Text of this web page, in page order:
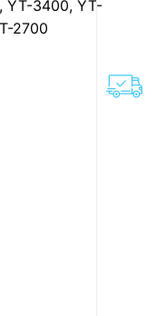
YT-3400, YT-
2700